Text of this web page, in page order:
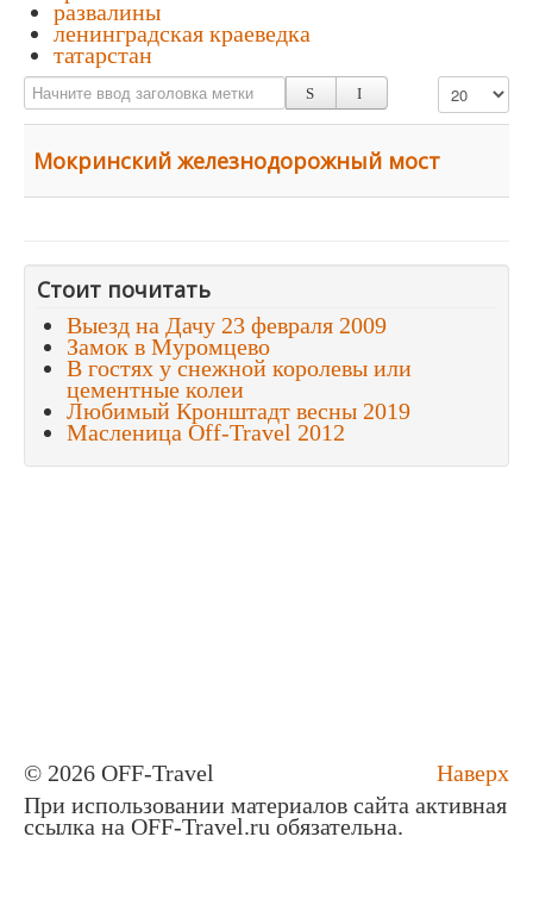
развалины
ленинградская краеведка
татарстан
Начните ввод заголовка метки Кол-во строк:
Мокринский железнодорожный мост
Стоит почитать
Выезд на Дачу 23 февраля 2009
Замок в Муромцево
В гостях у снежной королевы или
цементные колеи
Любимый Кронштадт весны 2019
Масленица Off-Travel 2012
Наверх
© 2026 OFF-Travel
При использовании материалов сайта активная
ссылка на OFF-Travel.ru обязательна.